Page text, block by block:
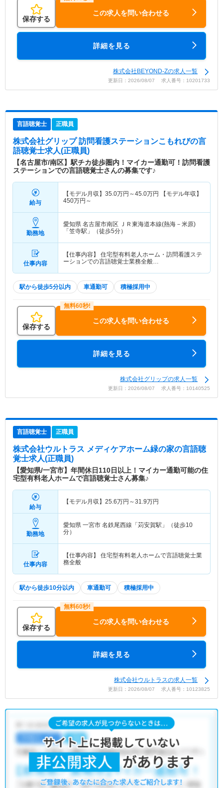
保存する
この求人を問い合わせる
詳細を見る
株式会社BEYOND-Zの求人一覧
更新日：2026/08/07 求人番号：10201733
言語聴覚士 正職員
株式会社グリップ 訪問看護ステーションこもれびの言
語聴覚士求人(正職員)
【名古屋市/南区】駅チカ徒歩圏内！マイカー通勤可！訪問看護
ステーションでの言語聴覚士さんの募集です♪
給与
【モデル月収】 35.0万円～45.0万円 【モデル年収】
450万円～
勤務地
愛知県 名古屋市南区
ＪＲ東海道本線(熱海－米原)
「笠寺駅」（徒歩5分）
仕事内容
【仕事内容】 住宅型有料老人ホーム・訪問看護ステ
ーションでの言語聴覚士業務全般…
駅から徒歩5分以内 車通勤可 積極採用中
保存する
この求人を問い合わせる
詳細を見る
株式会社グリップの求人一覧
更新日：2026/08/07 求人番号：10140525
言語聴覚士 正職員
株式会社ウルトラス メディケアホーム緑の家の言語聴
覚士求人(正職員)
【愛知県/一宮市】年間休日110日以上！マイカー通勤可能の住
宅型有料老人ホームで言語聴覚士さん募集♪
給与
【モデル月収】 25.6万円～31.9万円
勤務地
愛知県 一宮市 名鉄尾西線「苅安賀駅」（徒歩10
分）
仕事内容
【仕事内容】 住宅型有料老人ホームで言語聴覚士業
務全般
駅から徒歩10分以内 車通勤可 積極採用中
保存する
この求人を問い合わせる
詳細を見る
株式会社ウルトラスの求人一覧
更新日：2026/08/07 求人番号：10123825